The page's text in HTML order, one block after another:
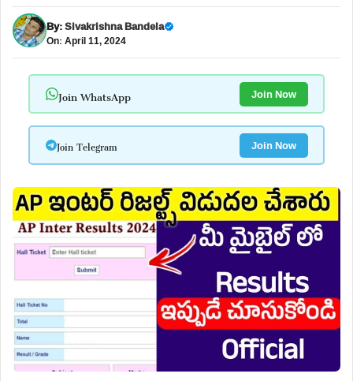
By:Sivakrishna Bandela
On: April 11, 2024
Join WhatsApp Join Now
Join Telegram Join Now